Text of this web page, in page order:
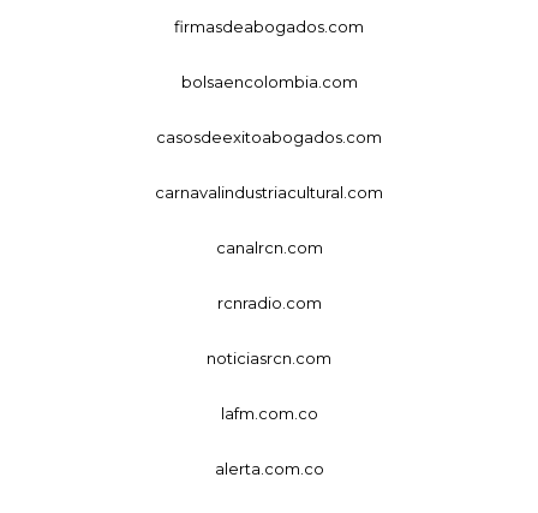
firmasdeabogados.com
bolsaencolombia.com
casosdeexitoabogados.com
carnavalindustriacultural.com
canalrcn.com
rcnradio.com
noticiasrcn.com
lafm.com.co
alerta.com.co